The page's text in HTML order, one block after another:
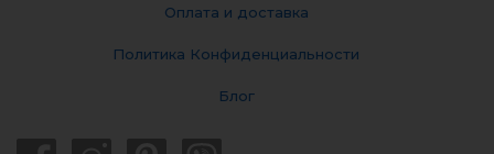
Оплата и доставка
Политика Конфиденциальности
Блог